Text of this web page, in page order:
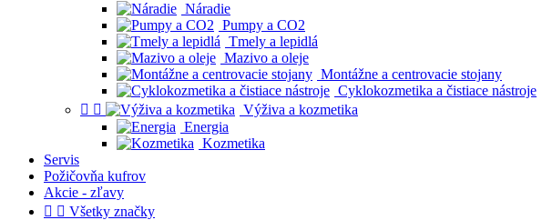
Náradie
Pumpy a CO2
Tmely a lepidlá
Mazivo a oleje
Montážne a centrovacie stojany
Cyklokozmetika a čistiace nástroje
 
Výživa a kozmetika
Energia
Kozmetika
Servis
Požičovňa kufrov
Akcie - zľavy
  Všetky značky